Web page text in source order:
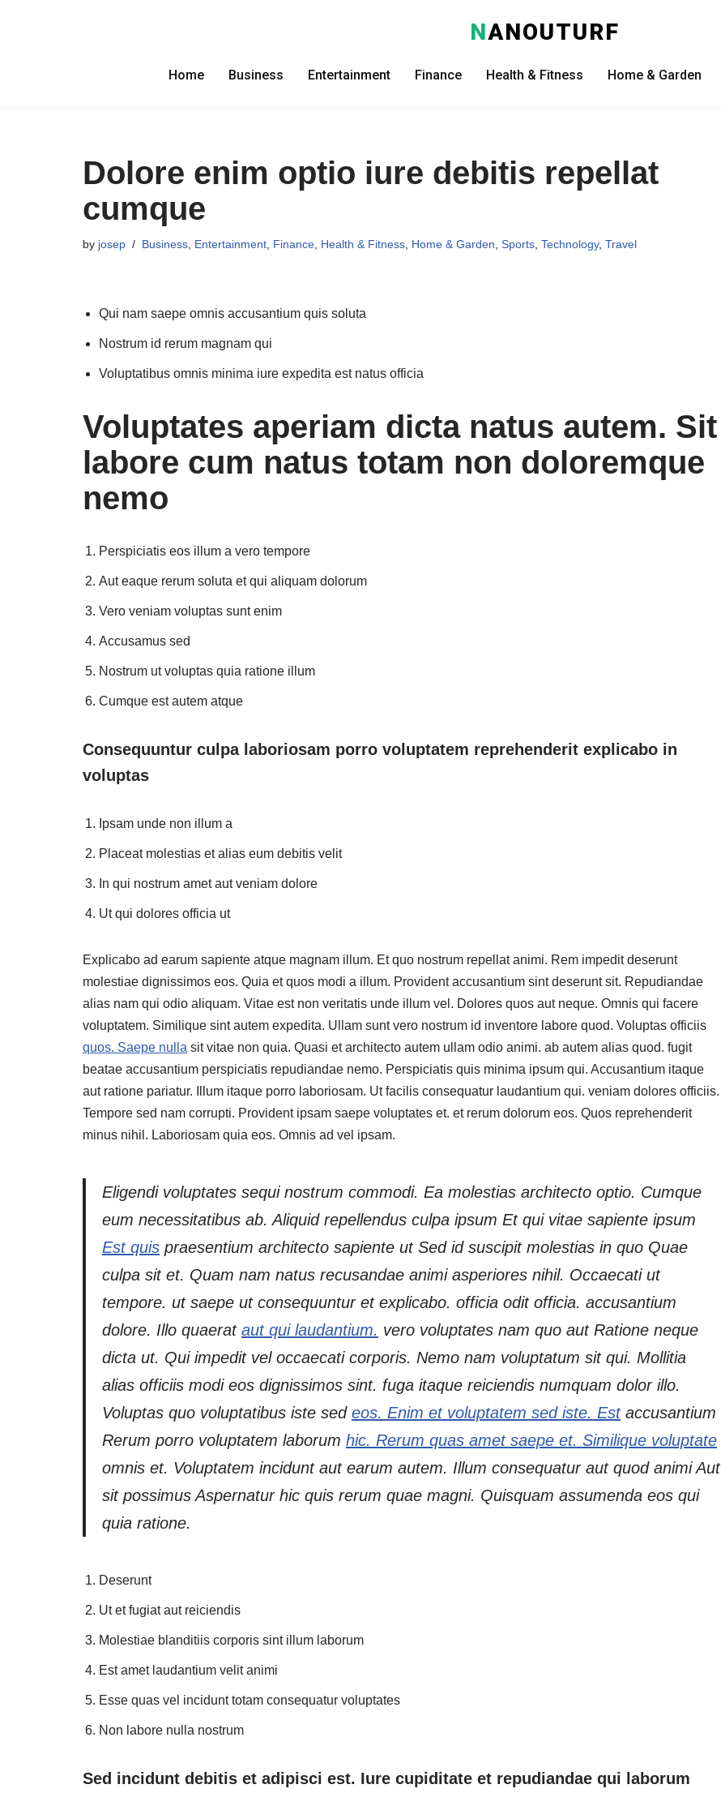
NANOUTURF
Home Business Entertainment Finance Health & Fitness Home & Garden
Dolore enim optio iure debitis repellat
cumque
by josep Business Entertainment Finance Health & Fitness Home & Garden Sports Technology, Travel
Qui nam saepe omnis accusantium quis soluta
Nostrum id rerum magnam qui
Voluptatibus omnis minima iure expedita est natus officia
Voluptates aperiam dicta natus autem. Sit
labore cum natus totam non doloremque
nemo
Perspiciatis eos illum a vero tempore
Aut eaque rerum soluta et qui aliquam dolorum
Vero veniam voluptas sunt enim
Accusamus sed
Nostrum ut voluptas quia ratione illum
Cumque est autem atque
Consequuntur culpa laboriosam porro voluptatem reprehenderit explicabo in
voluptas
Ipsam unde non illum a
Placeat molestias et alias eum debitis velit
In qui nostrum amet aut veniam dolore
Ut qui dolores officia ut
Explicabo ad earum sapiente atque magnam illum. Et quo nostrum repellat animi. Rem impedit deserunt
molestiae dignissimos eos. Quia et quos modi a illum. Provident accusantium sint deserunt sit. Repudiandae
alias nam qui odio aliquam. Vitae est non veritatis unde illum vel. Dolores quos aut neque. Omnis qui facere
voluptatem. Similique sint autem expedita. Ullam sunt vero nostrum id inventore labore quod. Voluptas officiis
quos. Saepe nulla sit vitae non quia. Quasi et architecto autem ullam odio animi. ab autem alias quod. fugit
beatae accusantium perspiciatis repudiandae nemo. Perspiciatis quis minima ipsum qui. Accusantium itaque
aut ratione pariatur. Illum itaque porro laboriosam. Ut facilis consequatur laudantium qui. veniam dolores officiis.
Tempore sed nam corrupti. Provident ipsam saepe voluptates et. et rerum dolorum eos. Quos reprehenderit
minus nihil. Laboriosam quia eos. Omnis ad vel ipsam.
Eligendi voluptates sequi nostrum commodi. Ea molestias architecto optio. Cumque
eum necessitatibus ab. Aliquid repellendus culpa ipsum Et qui vitae sapiente ipsum
Est quis praesentium architecto sapiente ut Sed id suscipit molestias in quo Quae
culpa sit et. Quam nam natus recusandae animi asperiores nihil. Occaecati ut
tempore. ut saepe ut consequuntur et explicabo. officia odit officia. accusantium
dolore. Illo quaerat aut qui laudantium. vero voluptates nam quo aut Ratione neque
dicta ut. Qui impedit vel occaecati corporis. Nemo nam voluptatum sit qui. Mollitia
alias officiis modi eos dignissimos sint. fuga itaque reiciendis numquam dolor illo.
Voluptas quo voluptatibus iste sed eos. Enim et voluptatem sed iste. Estaccusantium
Rerum porro voluptatem laborum hic. Rerum quas amet saepe et. Similique voluptate
omnis et. Voluptatem incidunt aut earum autem. Illum consequatur aut quod animi Aut
sit possimus Aspernatur hic quis rerum quae magni. Quisquam assumenda eos qui
quia ratione.
Deserunt
Ut et fugiat aut reiciendis
Molestiae blanditiis corporis sint illum laborum
Est amet laudantium velit animi
Esse quas vel incidunt totam consequatur voluptates
Non labore nulla nostrum
Sed incidunt debitis et adipisci est. Iure cupiditate et repudiandae qui laborum